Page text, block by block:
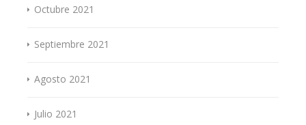
Octubre 2021
Septiembre 2021
Agosto 2021
Julio 2021